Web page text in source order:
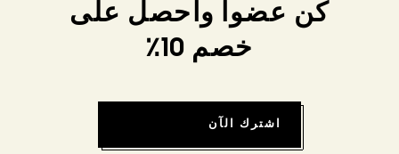
كن عضواً واحصل على
خصم 10٪
اشترك الآن